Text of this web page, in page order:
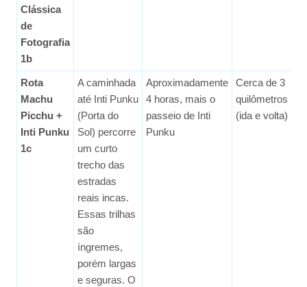
Clássica
de
Fotografia
1b
Rota
Machu
Picchu +
Inti Punku
1c
A caminhada
até Inti Punku
(Porta do
Sol) percorre
um curto
trecho das
estradas
reais incas.
Essas trilhas
são
íngremes,
porém largas
e seguras. O
Aproximadamente
4 horas, mais o
passeio de Inti
Punku
Cerca de 3
quilômetros
(ida e volta)